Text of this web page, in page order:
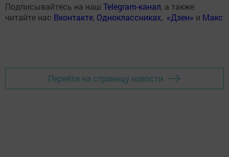
Подписывайтесь на наш Telegram-канал, а также
читайте нас Вконтакте, Одноклассниках, «Дзен» и Макс
Перейти на страницу новости